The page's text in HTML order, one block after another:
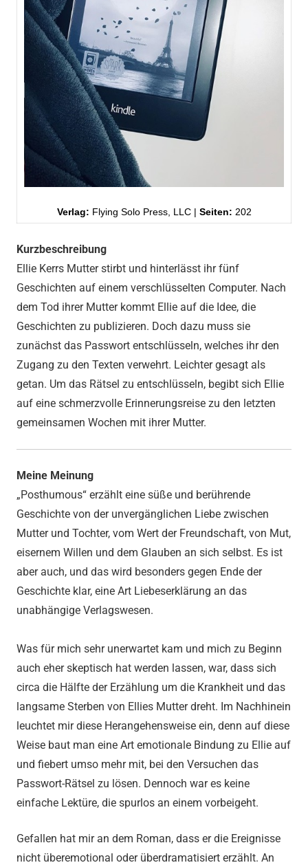
Verlag: Flying Solo Press, LLC | Seiten: 202
Kurzbeschreibung
Ellie Kerrs Mutter stirbt und hinterlässt ihr fünf
Geschichten auf einem verschlüsselten Computer. Nach
dem Tod ihrer Mutter kommt Ellie auf die Idee, die
Geschichten zu publizieren. Doch dazu muss sie
zunächst das Passwort entschlüsseln, welches ihr den
Zugang zu den Texten verwehrt. Leichter gesagt als
getan. Um das Rätsel zu entschlüsseln, begibt sich Ellie
auf eine schmerzvolle Erinnerungsreise zu den letzten
gemeinsamen Wochen mit ihrer Mutter.
Meine Meinung
„Posthumous“ erzählt eine süße und berührende
Geschichte von der unvergänglichen Liebe zwischen
Mutter und Tochter, vom Wert der Freundschaft, von Mut,
eisernem Willen und dem Glauben an sich selbst. Es ist
aber auch, und das wird besonders gegen Ende der
Geschichte klar, eine Art Liebeserklärung an das
unabhängige Verlagswesen.
Was für mich sehr unerwartet kam und mich zu Beginn
auch eher skeptisch hat werden lassen, war, dass sich
circa die Hälfte der Erzählung um die Krankheit und das
langsame Sterben von Ellies Mutter dreht. Im Nachhinein
leuchtet mir diese Herangehensweise ein, denn auf diese
Weise baut man eine Art emotionale Bindung zu Ellie auf
und fiebert umso mehr mit, bei den Versuchen das
Passwort-Rätsel zu lösen. Dennoch war es keine
einfache Lektüre, die spurlos an einem vorbeigeht.
Gefallen hat mir an dem Roman, dass er die Ereignisse
nicht überemotional oder überdramatisiert erzählt. An